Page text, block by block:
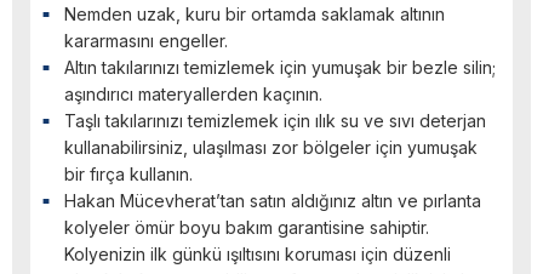
Nemden uzak, kuru bir ortamda saklamak altının
kararmasını engeller.
Altın takılarınızı temizlemek için yumuşak bir bezle silin;
aşındırıcı materyallerden kaçının.
Taşlı takılarınızı temizlemek için ılık su ve sıvı deterjan
kullanabilirsiniz, ulaşılması zor bölgeler için yumuşak
bir fırça kullanın.
Hakan Mücevherat’tan satın aldığınız altın ve pırlanta
kolyeler ömür boyu bakım garantisine sahiptir.
Kolyenizin ilk günkü ışıltısını koruması için düzenli